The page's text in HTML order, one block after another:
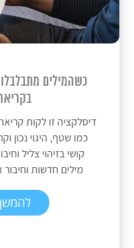
כשהמילים
דיסלקציה זו לקות
כמו שטף, היגוי נכון
קושי בזיהוי צליל
מילים חדשות וחיבור